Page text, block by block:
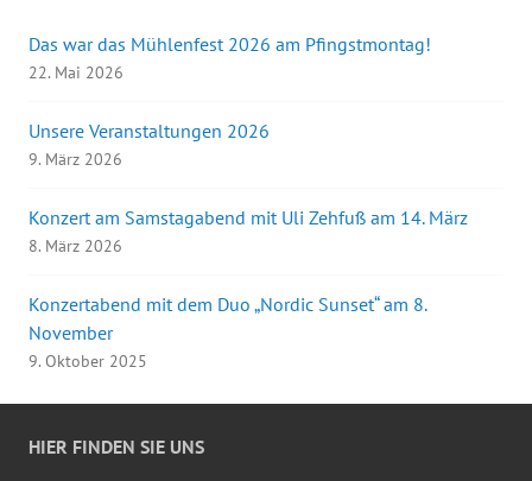
Das war das Mühlenfest 2026 am Pfingstmontag!
22. Mai 2026
Unsere Veranstaltungen 2026
9. März 2026
Konzert am Samstagabend mit Uli Zehfuß am 14. März
8. März 2026
Konzertabend mit dem Duo „Nordic Sunset“ am 8.
November
9. Oktober 2025
HIER FINDEN SIE UNS